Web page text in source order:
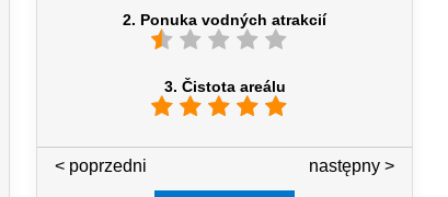
2. Ponuka vodných atrakcií
3. Čistota areálu
następny >
< poprzedni